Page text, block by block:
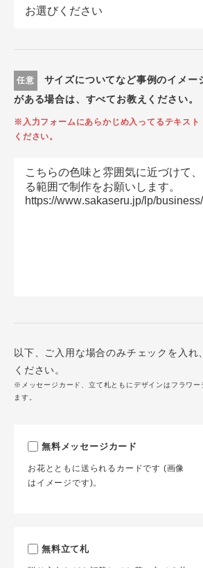
任意
サイズについてなど事例のイメー
がある場合は、すべてお教えください。
※入力フォームにあらかじめ入ってるテキス
ください。
以下、ご入用な場合のみチェックを入れ
ください。
※メッセージカード、立て札ともにデザインはフラワー
ます。
無料メッセージカード
お花とともに送られるカードです (画像
はイメージです)。
無料立て札